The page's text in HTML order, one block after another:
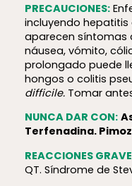
PRECAUCIONES:
incluyendo hepatitis
aparecen síntomas
náusea, vómito,
prolongado puede
hongos o colitis
difficile.Tomar
NUNCA DAR CON:
Terfenadina.
REACCIONES
QT. Síndrome de